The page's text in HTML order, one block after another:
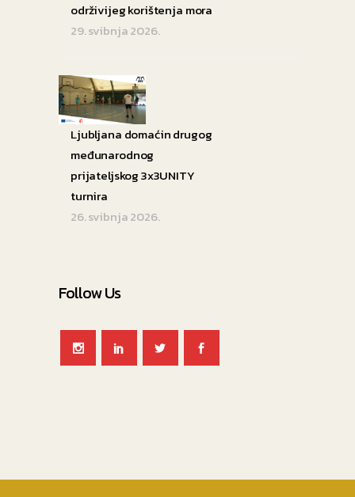
održivijeg korištenja mora
29. svibnja 2026.
Ljubljana domaćin drugog
međunarodnog
prijateljskog 3x3UNITY
turnira
26. svibnja 2026.
Follow Us